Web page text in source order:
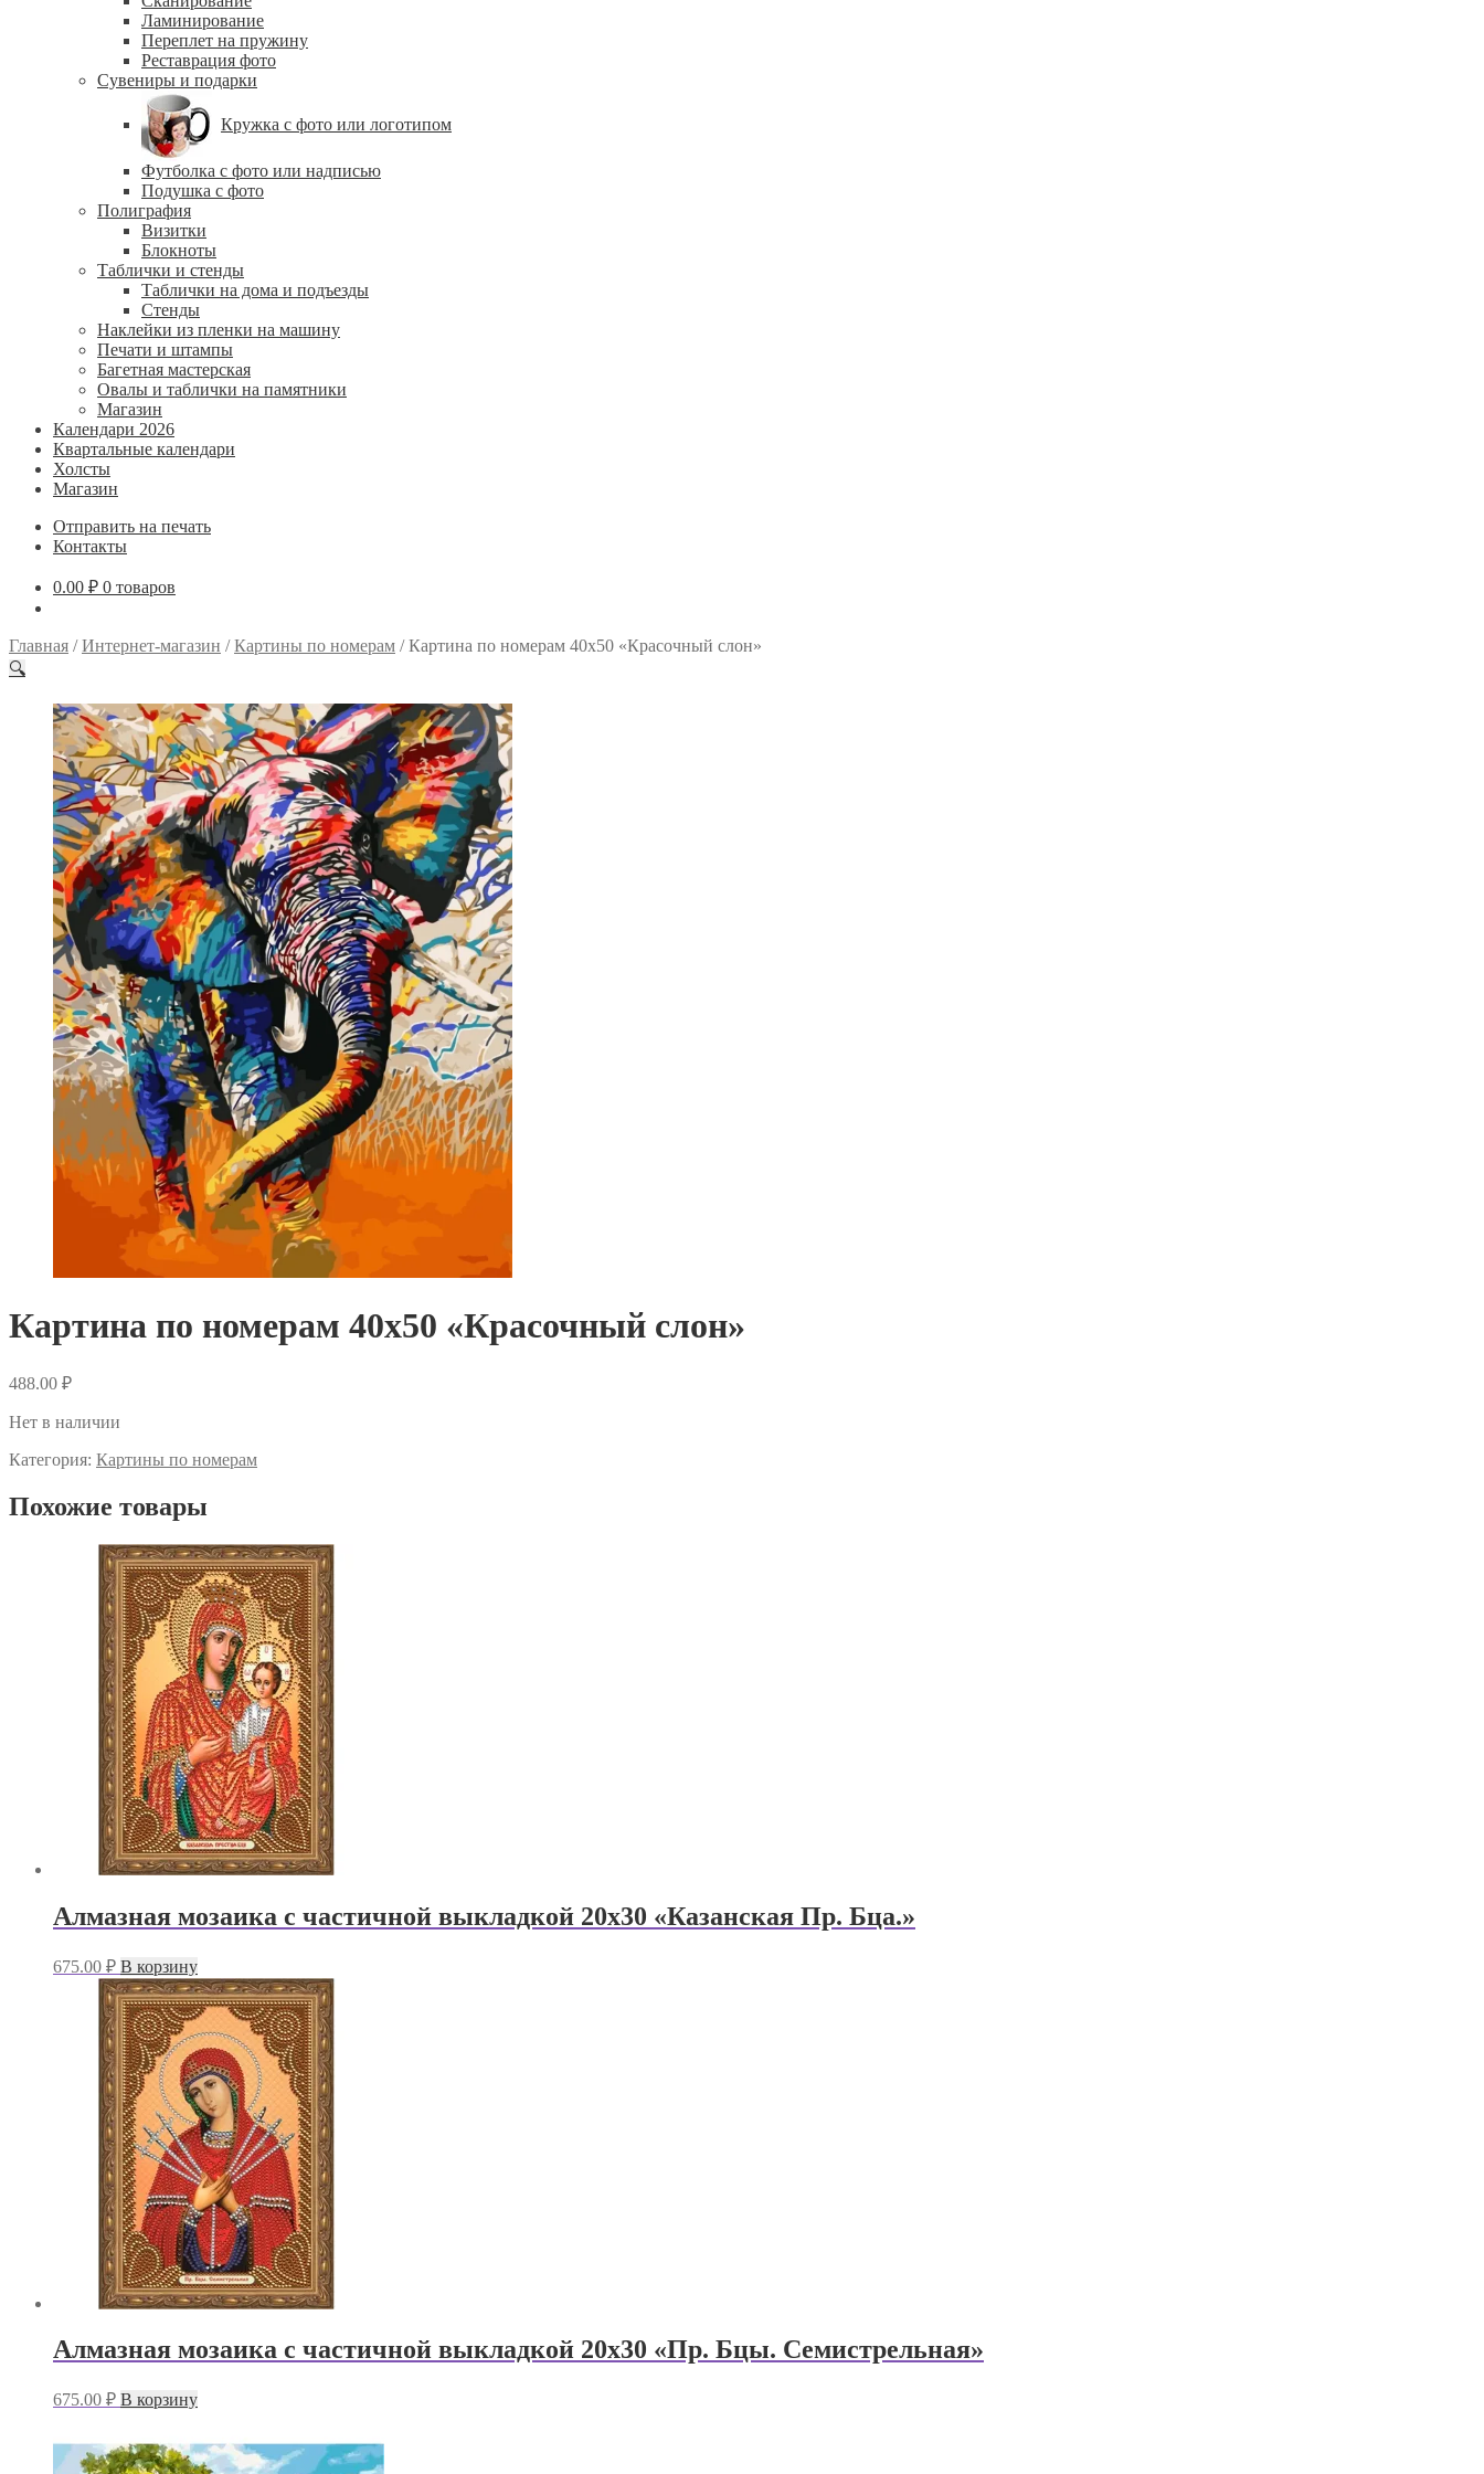
Ламинирование
Переплет на пружину
Реставрация фото
Сувениры и подарки
Кружка с фото или логотипом
Футболка с фото или надписью
Подушка с фото
Полиграфия
Визитки
Блокноты
Таблички и стенды
Таблички на дома и подъезды
Стенды
Наклейки из пленки на машину
Печати и штампы
Багетная мастерская
Овалы и таблички на памятники
Магазин
Календари 2026
Квартальные календари
Холсты
Магазин
Отправить на печать
Контакты
0.00 ₽ 0 товаров
Главная /Интернет-магазин /Картины по номерам /Картина по номерам 40х50 «Красочный слон»
🔍
Картина по номерам 40х50 «Красочный слон»
488.00 ₽
Нет в наличии
Категория: Картины по номерам
Похожие товары
Алмазная мозаика с частичной выкладкой 20х30 «Казанская Пр. Бца.»
675.00 ₽ В корзину
Алмазная мозаика с частичной выкладкой 20х30 «Пр. Бцы. Семистрельная»
675.00 ₽ В корзину